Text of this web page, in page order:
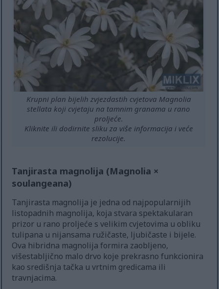
Krupni plan bijelih zvjezdastih cvjetova Magnolia
stellata koji cvjetaju na tamnim granama u rano
proljeće.
Kliknite ili dodirnite sliku za više informacija i veće
rezolucije.
Tanjirasta magnolija (Magnolia ×
soulangeana)
Tanjirasta magnolija je jedna od najpopularnijih
listopadnih magnolija, koja stvara spektakularan
prizor u rano proljeće s velikim cvjetovima u obliku
tulipana u nijansama ružičaste, ljubičaste i bijele.
Ova hibridna magnolija formira zaobljeno,
višestabljično malo drvo koje prekrasno funkcionira
kao središnja tačka u vrtnim gredicama ili
travnjacima.